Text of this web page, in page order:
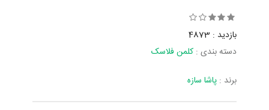
بازدید : 4873
دسته بندی : کلمن فلاسک
برند : پاشا سازه